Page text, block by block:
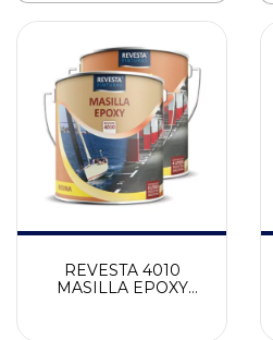
REVESTA 4010
MASILLA EPOXY